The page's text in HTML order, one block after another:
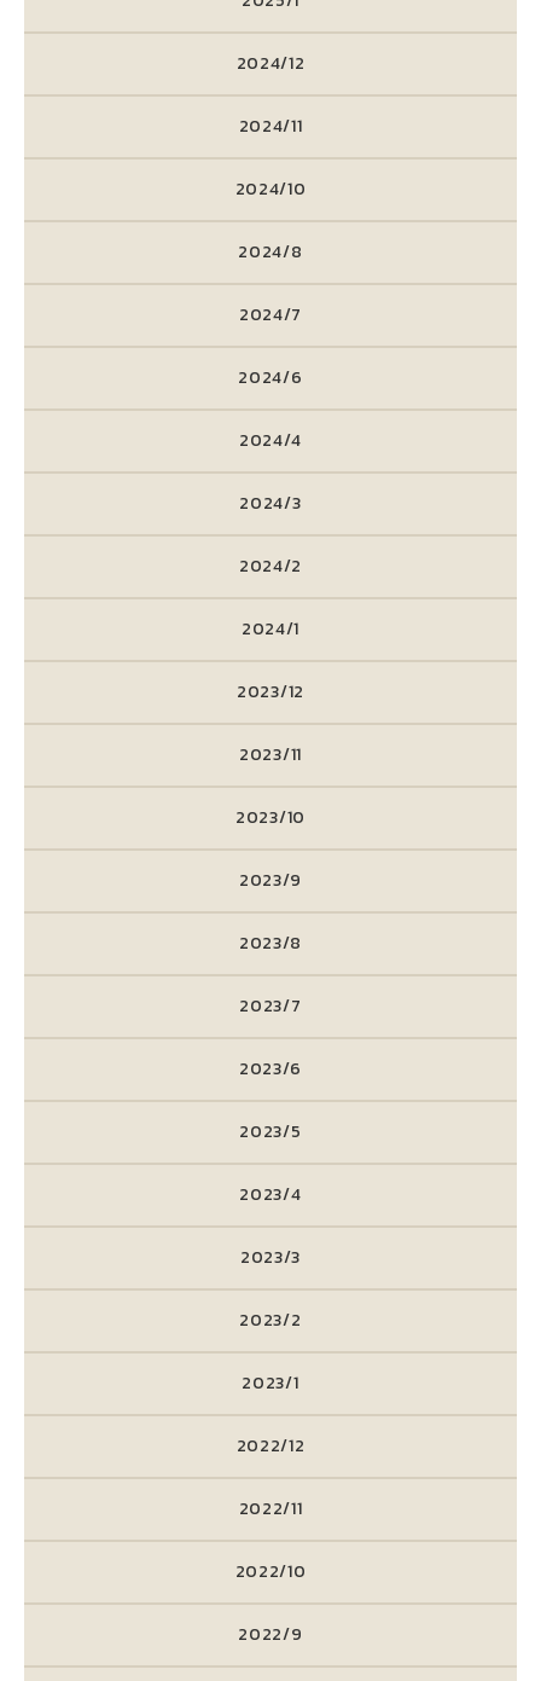
2024/12
2024/11
2024/10
2024/8
2024/7
2024/6
2024/4
2024/3
2024/2
2024/1
2023/12
2023/11
2023/10
2023/9
2023/8
2023/7
2023/6
2023/5
2023/4
2023/3
2023/2
2023/1
2022/12
2022/11
2022/10
2022/9